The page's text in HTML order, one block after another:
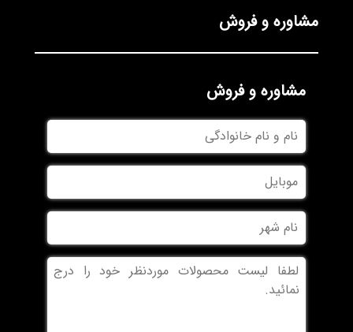
مشاوره و فروش
مشاوره و فروش
نام
و
نام
خانوادگی
موبایل
نام
شهر
بدون
عنوان